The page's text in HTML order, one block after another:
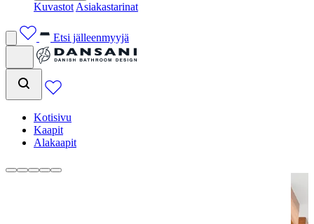
Kuvastot Asiakastarinat
Etsi jälleenmyyjä
Kotisivu
Kaapit
Alakaapit